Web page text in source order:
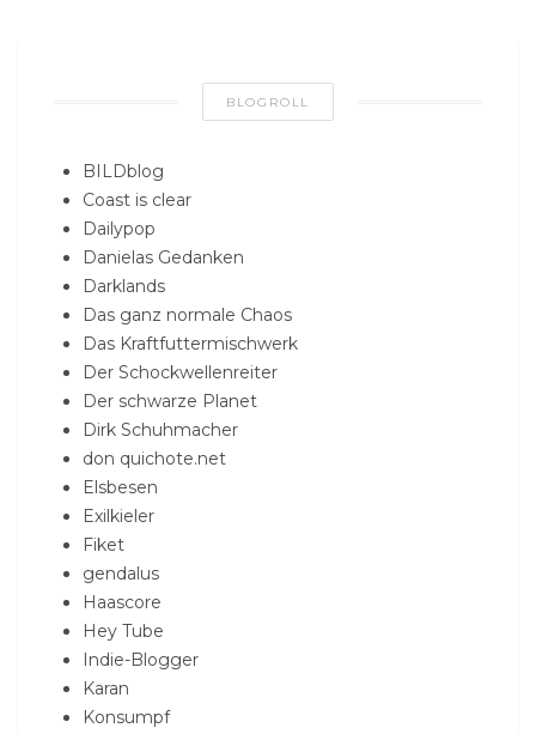
BLOGROLL
BILDblog
Coast is clear
Dailypop
Danielas Gedanken
Darklands
Das ganz normale Chaos
Das Kraftfuttermischwerk
Der Schockwellenreiter
Der schwarze Planet
Dirk Schuhmacher
don quichote.net
Elsbesen
Exilkieler
Fiket
gendalus
Haascore
Hey Tube
Indie-Blogger
Karan
Konsumpf